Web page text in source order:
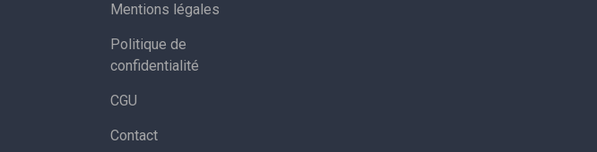
Mentions légales
Politique de
confidentialité
CGU
Contact